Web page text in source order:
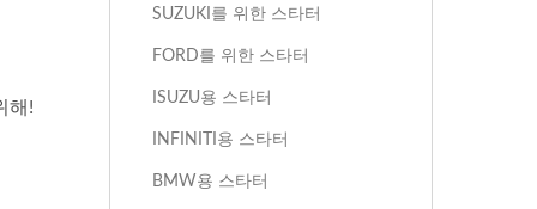
해!
SUZUKI를 위한 스타터
FORD를 위한 스타터
ISUZU용 스타터
INFINITI용 스타터
BMW용 스타터